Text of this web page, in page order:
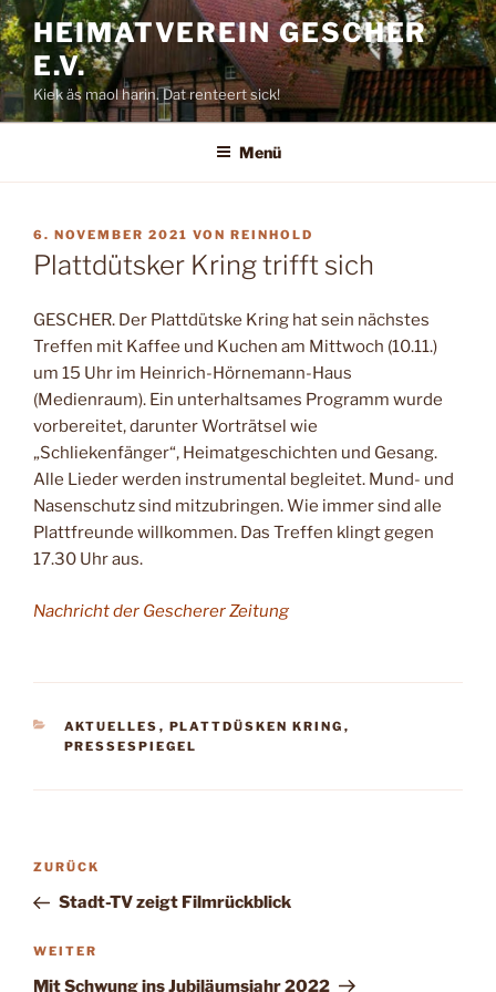
Zum
Inhalt
springen
HEIMATVEREIN GESCHER
E.V.
Kiek äs maol harin. Dat renteert sick!
Menü
VERÖFFENTLICHT
AM
6. NOVEMBER 2021 VON REINHOLD
Plattdütsker Kring trifft sich
GESCHER. Der Plattdütske Kring hat sein nächstes
Treffen mit Kaffee und Ku­chen am Mittwoch (10.11.)
um 15 Uhr im Heinrich-Hörnemann-Haus
(Medienraum). Ein unterhaltsames Pro­gramm wurde
vorbereitet, darunter Worträtsel wie
„Schliekenfänger“, Hei­matgeschichten und Gesang.
Alle Lieder wer­den instrumental be­gleitet. Mund- und
Nasen­schutz sind mitzubrin­gen. Wie immer sind alle
Plattfreunde willkom­men. Das Treffen klingt ge­gen
17.30 Uhr aus.
Nachricht der Gescherer Zeitung
KATEGORIEN
AKTUELLES , PLATTDÜSKEN KRING ,
PRESSESPIEGEL
Beitragsnavigation
Vorheriger
Beitrag
ZURÜCK
Stadt-TV zeigt Filmrückblick
Nächster
Beitrag
WEITER
Mit Schwung ins Jubiläumsjahr 2022